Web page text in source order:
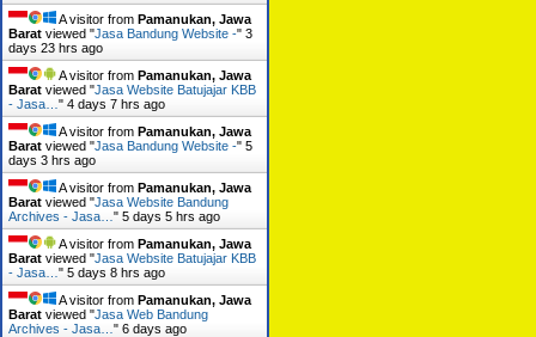
A visitor from Pamanukan, Jawa
Barat viewed "Jasa Bandung Website -" 3
days 23 hrs ago
A visitor from Pamanukan, Jawa
Barat viewed "Jasa Website Batujajar KBB
- Jasa… " 4 days 7 hrs ago
A visitor from Pamanukan, Jawa
Barat viewed "Jasa Bandung Website -" 5
days 3 hrs ago
A visitor from Pamanukan, Jawa
Barat viewed "Jasa Website Bandung
Archives - Jasa… " 5 days 5 hrs ago
A visitor from Pamanukan, Jawa
Barat viewed "Jasa Website Batujajar KBB
- Jasa… " 5 days 8 hrs ago
A visitor from Pamanukan, Jawa
Barat viewed "Jasa Web Bandung
Archives - Jasa… " 6 days ago